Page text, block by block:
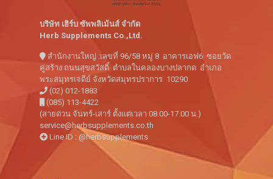
บริษัท เฮิร์บ ซัพพลิเม้นส์ จำกัด
Herb Supplements Co.,Ltd.
สำนักงานใหญ่ :เลขที่ 96/58 หมู่ 8 อาคารเอฟ6 ซอยวัด
คู่สร้าง ถนนสุขสวัสดิ์ ตำบลในคลองบางปลากด อำเภอ
พระสมุทรเจดีย์ จังหวัดสมุทรปราการ 10290
(02) 012-1883
(085) 113-4422
(สายด่วน จันทร์-เสาร์ ตั้งแต่เวลา 08.00-17.00 น.)
service@herbsupplements.co.th
Line ID : @herbsupplements